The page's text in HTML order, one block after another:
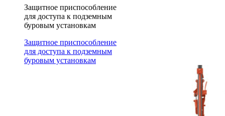
Защитное приспособление
для доступа к подземным
буровым установкам
Защитное приспособление
для доступа к подземным
буровым установкам